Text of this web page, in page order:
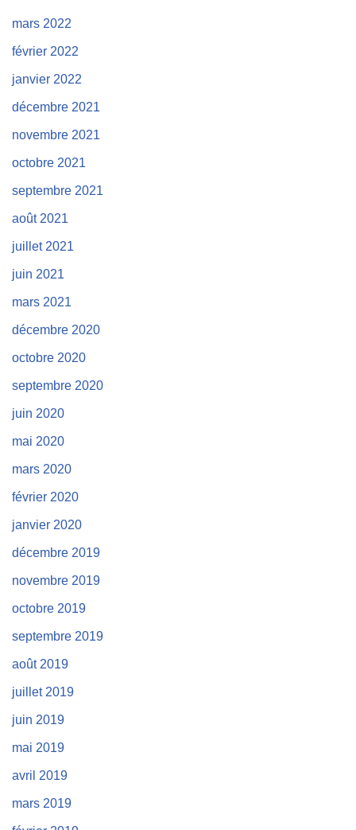
mars 2022
février 2022
janvier 2022
décembre 2021
novembre 2021
octobre 2021
septembre 2021
août 2021
juillet 2021
juin 2021
mars 2021
décembre 2020
octobre 2020
septembre 2020
juin 2020
mai 2020
mars 2020
février 2020
janvier 2020
décembre 2019
novembre 2019
octobre 2019
septembre 2019
août 2019
juillet 2019
juin 2019
mai 2019
avril 2019
mars 2019